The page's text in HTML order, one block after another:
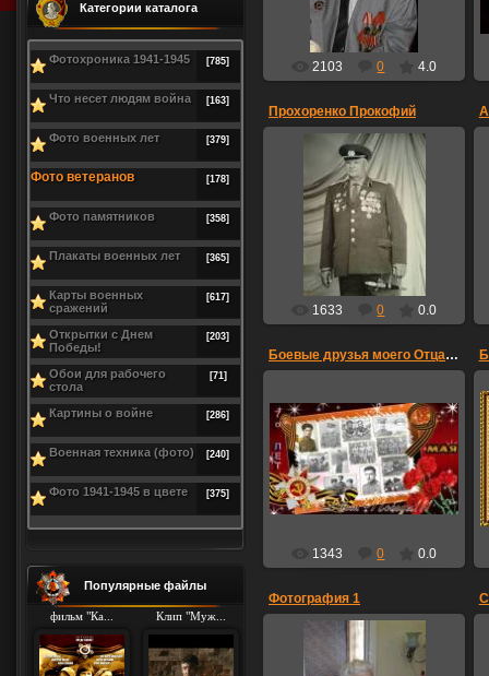
Категории каталога
Фотохроника 1941-1945 [785]
Что несет людям война [163]
Фото военных лет [379]
Фото ветеранов [178]
Фото памятников [358]
Плакаты военных лет [365]
Карты военных
сражений
[617]
Открытки с Днем
Победы!
[203]
Обои для рабочего
стола
[71]
Картины о войне [286]
Военная техника (фото) [240]
Фото 1941-1945 в цвете [375]
Популярные файлы
фильм "Ка... Клип "Муж...
2103 0 4.0
Прохоренко Прокофий
06.05.2015
Egnigem
1633 0 0.0
Боевые друзья моего Отца -Ахояна Вагаршака фото 2
22.05.2015
LarisaArtur
1343 0 0.0
Фотография 1